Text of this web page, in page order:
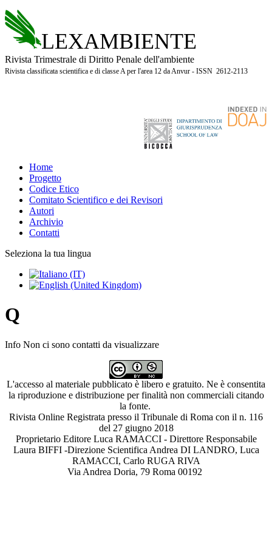
LEXAMBIENTE
Rivista Trimestrale di Diritto Penale dell'ambiente
Rivista classificata scientifica e di classe A per l'area 12 da Anvur - ISSN 2612-2113
Home
Progetto
Codice Etico
Comitato Scientifico e dei Revisori
Autori
Archivio
Contatti
Seleziona la tua lingua
Q
Info Non ci sono contatti da visualizzare
L'accesso al materiale pubblicato è libero e gratuito. Ne è consentita
la riproduzione e distribuzione per finalità non commerciali citando
la fonte.
Rivista Online Registrata presso il Tribunale di Roma con il n. 116
del 27 giugno 2018
Proprietario Editore Luca RAMACCI - Direttore Responsabile
Laura BIFFI -Direzione Scientifica Andrea DI LANDRO, Luca
RAMACCI, Carlo RUGA RIVA
Via Andrea Doria, 79 Roma 00192